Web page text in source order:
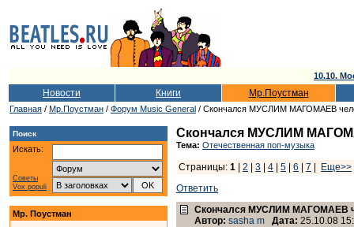
10.10.
Новости Книги Мр.Поустман
Главная / Мр.Поустман / Форум Music General / Скончался МУСЛИМ МАГОМАЕВ
Поиск
Искать:
Советы
Vox populi
Мр. Поустман
Скончался МУСЛИМ
Тема: Отечественная поп-музыка
Страницы: 1 2 3 4 5 6 7
Еще>>
Ответить
Скончался МУСЛИМ МАГОМАЕВ
Автор: sasha m Дата: 25.10.08